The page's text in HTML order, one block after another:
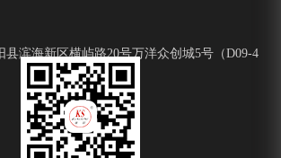
县滨海新区横屿路20号万洋众创城5号（D09-4